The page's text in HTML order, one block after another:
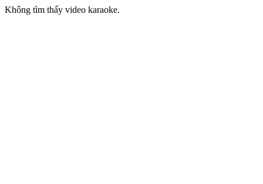
Không tìm thấy video karaoke.